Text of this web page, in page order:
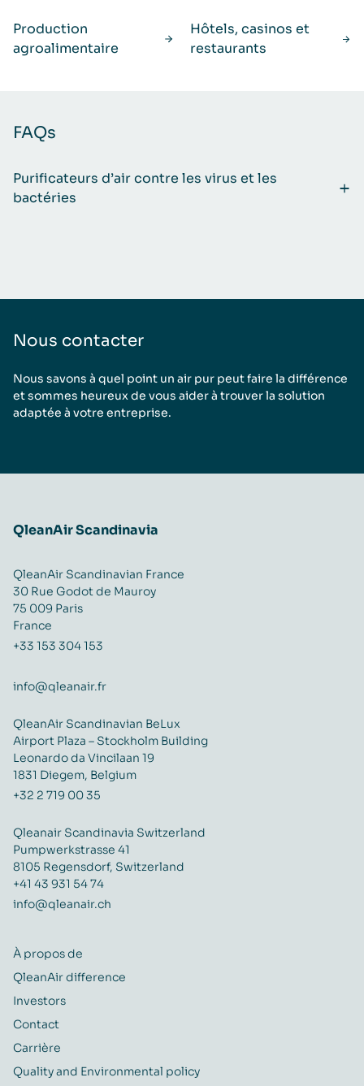
Production
agroalimentaire
Hôtels, casinos et
restaurants
FAQs
Purificateurs d’air contre les virus et les
bactéries
Nous contacter
Nous savons à quel point un air pur peut faire la différence
et sommes heureux de vous aider à trouver la solution
adaptée à votre entreprise.
QleanAir Scandinavia
QleanAir Scandinavian France
30 Rue Godot de Mauroy
75 009 Paris
France
+33 153 304 153
info@qleanair.fr
QleanAir Scandinavian BeLux
Airport Plaza – Stockholm Building
Leonardo da Vincilaan 19
1831 Diegem, Belgium
+32 2 719 00 35
Qleanair Scandinavia Switzerland
Pumpwerkstrasse 41
8105 Regensdorf, Switzerland
+41 43 931 54 74
info@qleanair.ch
À propos de
QleanAir difference
Investors
Contact
Carrière
Quality and Environmental policy